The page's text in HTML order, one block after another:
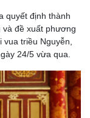
quyết định thành
và đề xuất phương
vua triều Nguyễn,
24/5 vừa qua.